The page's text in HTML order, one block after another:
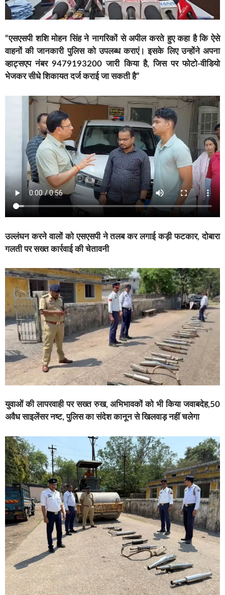
“एसएसपी शशि मोहन सिंह ने नागरिकों से अपील करते हुए कहा है कि ऐसे
वाहनों की जानकारी पुलिस को उपलब्ध कराएं। इसके लिए उन्होंने अपना
व्हाट्सएप नंबर 9479193200 जारी किया है, जिस पर फोटो-वीडियो
भेजकर सीधे शिकायत दर्ज कराई जा सकती है”
उल्लंघन करने वालों को एसएसपी ने तलब कर लगाई कड़ी फटकार, दोबारा
गलती पर सख्त कार्रवाई की चेतावनी
युवाओं की लापरवाही पर सख्त रुख, अभिभावकों को भी किया जवाबदेह,50
अवैध साइलेंसर नष्ट, पुलिस का संदेश कानून से खिलवाड़ नहीं चलेगा